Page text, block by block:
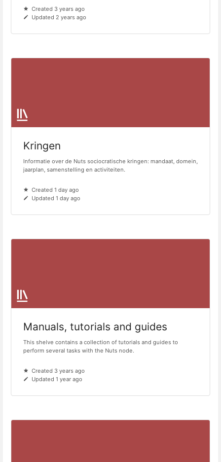
Created 3 years ago
Updated 2 years ago
Kringen
Informatie over de Nuts sociocratische kringen: mandaat, domein,
jaarplan, samenstelling en activiteiten.
Created 1 day ago
Updated 1 day ago
Manuals, tutorials and guides
This shelve contains a collection of tutorials and guides to
perform several tasks with the Nuts node.
Created 3 years ago
Updated 1 year ago